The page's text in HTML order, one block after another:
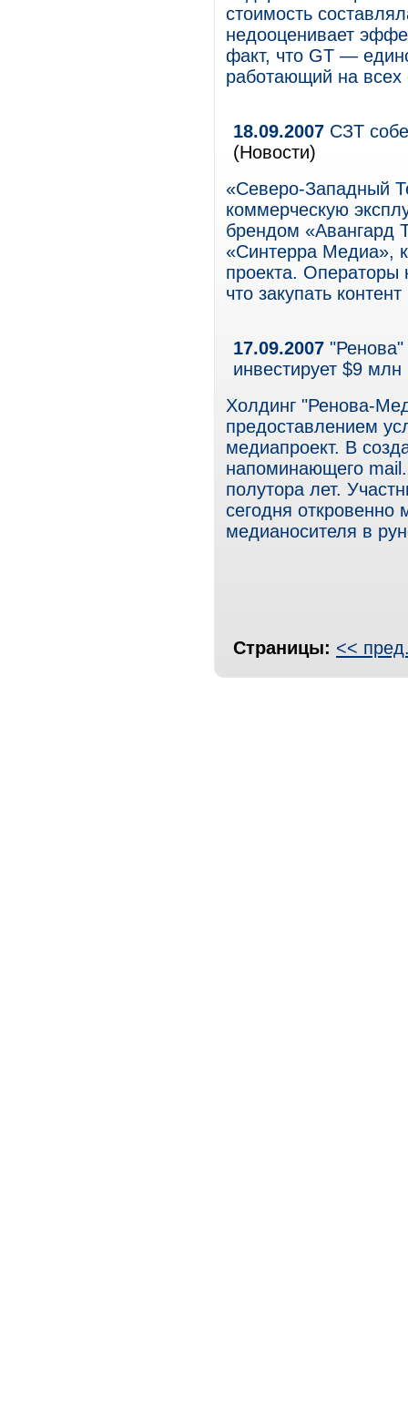
стоимость
недооценивает
факт, что GT —
работающий на всех
18.09.2007 СЗТ
(Новости)
«Северо-Западный
коммерческую
брендом «Авангард
«Синтерра Медиа»,
проекта. Операторы
что закупать
17.09.2007
инвестирует $9
Холдинг "Ренова-
предоставлением
медиапроект. В
напоминающего
полутора лет.
сегодня откровенно
медианосителя в
Страницы: <<